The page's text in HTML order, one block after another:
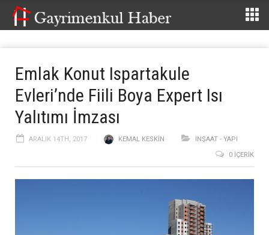
Emlak Konut Ispartakule
Evleri’nde Fiili Boya Expert Isı
Yalıtımı İmzası
ARALIK 14TH, 2017 KEMAL KESKIN
İNŞAAT - YAPI
0 İÇERIK